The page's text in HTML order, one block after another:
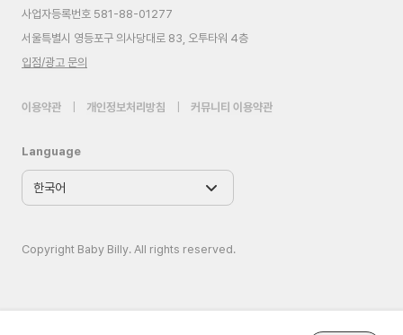
사업자등록번호 581-88-01277
서울특별시 영등포구 의사당대로 83, 오투타워 4층
입점/광고 문의
이용약관 개인정보처리방침 커뮤니티 이용약관
Language
Copyright Baby Billy. All rights reserved.